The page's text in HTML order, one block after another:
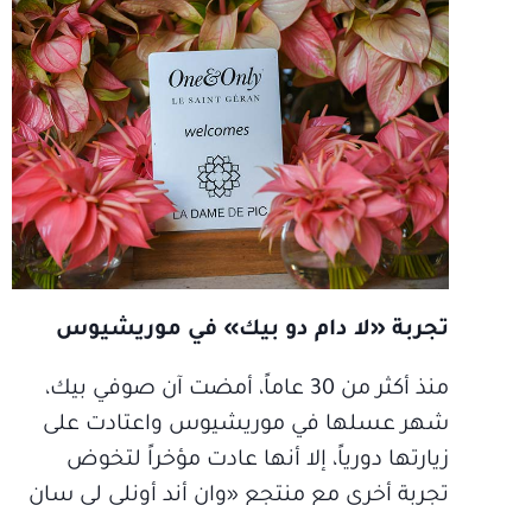
تجربة «لا دام دو بيك» في موريشيوس
منذ أكثر من 30 عاماً، أمضت آن صوفي بيك،
شهر عسلها في موريشيوس واعتادت على
زيارتها دورياً، إلا أنها عادت مؤخراً لتخوض
تجربة أخرى مع منتجع «وان أند أونلي لي سان